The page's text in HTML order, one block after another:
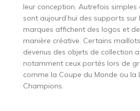
leur conception. Autrefois simples
sont aujourd’hui des supports sur
marques affichent des logos et
manière créative. Certains
devenus des objets de collection
notamment ceux portés lors de
comme la Coupe du Monde ou la
Champions.